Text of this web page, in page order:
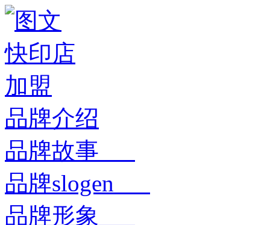
品牌介绍
品牌故事
品牌slogen
品牌形象